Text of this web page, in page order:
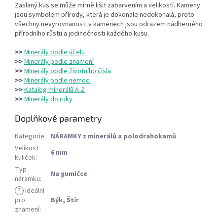
Zaslaný kus se může mírně lišit zabarvením a velikostí. Kameny
jsou symbolem přírody, která je dokonale nedokonalá, proto
všechny nevyrovnanosti v kamenech jsou odrazem nádherného
přírodního růstu a jedinečnosti každého kusu.
>>Minerály podle účelu
>>Minerály podle znamení
>>Minerály podle životního čísla
>>Minerály podle nemoci
>>Katalog minerálů A-Z
>>Minerály do ruky
Doplňkové parametry
Kategorie: NÁRAMKY z minerálů a polodrahokamů
Velikost
kuliček:
6 mm
Typ
náramku:
Na gumičce
? Ideální
pro
znamení:
Býk, Štír